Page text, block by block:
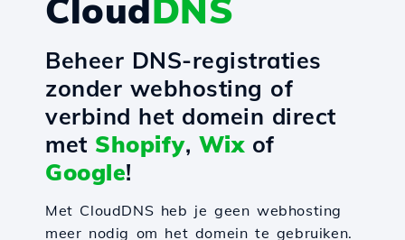
Cloud DNS
Beheer DNS-registraties
zonder webhosting of
verbind het domein direct
met Shopify, Wixof
Google!
Met CloudDNS heb je geen webhosting
meer nodig om het domein te gebruiken.